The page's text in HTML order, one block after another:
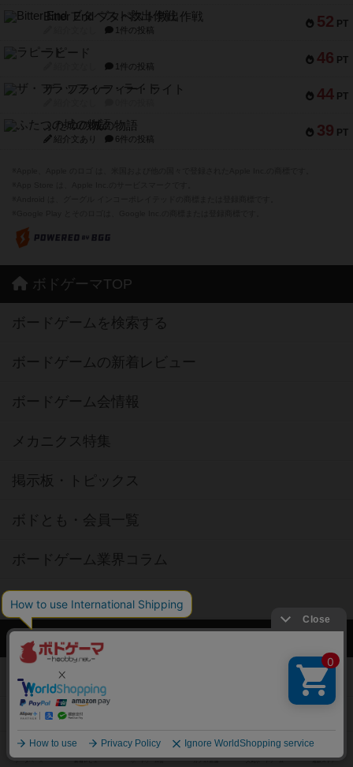
52 PT
Bitter End ブタペスト救出作戦
1件の投稿
46 PT
ラピード
1件の投稿
44 PT
ザ・フラッフィー・ライト
39 PT
ふたつの城の物語
紹介文あり 6件の投稿
ボドゲーマTOP
ボードゲームを検索する
ボードゲームの新着レビュー
ボードゲーム会情報
メカニクス特集
掲示板・トピックス
ボドとも・会員一覧
ボードゲーム業界コラム
ボドゲーマご利用案内
ボードゲーム通販
新作・再入荷情報
定番ボードゲームの通販商品
国産ボードゲームの通販商品